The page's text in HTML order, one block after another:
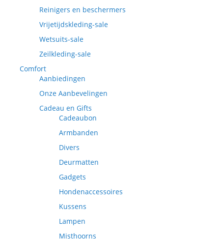
Reinigers en beschermers
Vrijetijdskleding-sale
Wetsuits-sale
Zeilkleding-sale
Comfort
Aanbiedingen
Onze Aanbevelingen
Cadeau en Gifts
Cadeaubon
Armbanden
Divers
Deurmatten
Gadgets
Hondenaccessoires
Kussens
Lampen
Misthoorns